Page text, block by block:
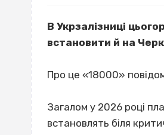
В Укрзалізниці
встановити й на
Про це «18000»
Загалом у 2026 році
встановлять біля